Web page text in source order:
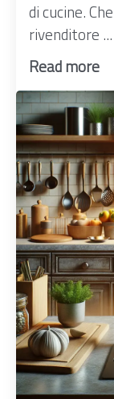
di cucine.
rivenditore ...
Read more